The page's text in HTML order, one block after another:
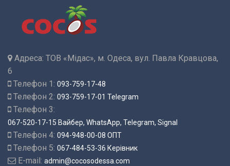
Адреса: ТОВ «Мідас», м. Одеса, вул. Павла Кравцова,
6
Телефон 1: 093-759-17-48
Телефон 2: 093-759-17-01 Telegram
Телефон 3:
067-520-17-15 Вайбер, WhatsApp, Telegram, Signal
Телефон 4: 094-948-00-08 ОПТ
Телефон 5: 067-484-53-36 Керівник
E-mail: admin@cocosodessa.com